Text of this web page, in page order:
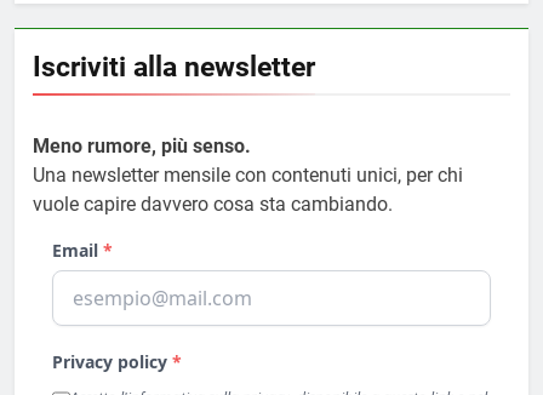
Iscriviti alla newsletter
Meno rumore, più senso.
Una newsletter mensile con contenuti unici, per chi
vuole capire davvero cosa sta cambiando.